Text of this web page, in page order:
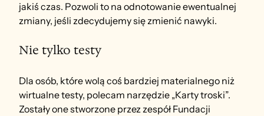
jakiś czas. Pozwoli to na odnotowanie ewentualnej
zmiany, jeśli zdecydujemy się zmienić nawyki.
Nie tylko testy
Dla osób, które wolą coś bardziej materialnego niż
wirtualne testy, polecam narzędzie „Karty troski”.
Zostały one stworzone przez zespół Fundacji